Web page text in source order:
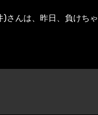
さんは、昨日、負けち